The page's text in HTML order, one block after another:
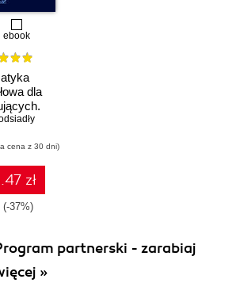
ebook
dla
się je
cena z 30 dni)
zł
(-37%)
partnerski - zarabiaj
»